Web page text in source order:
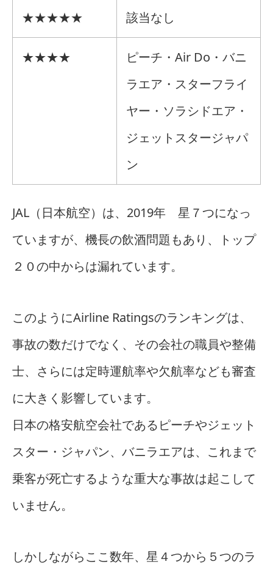
★★★★★ 該当なし
★★★★
ピーチ・Air Do・バニ
ラエア・スターフライ
ヤー・ソラシドエア・
ジェットスタージャパ
ン
JAL（日本航空）は、2019年 星７つになっ
ていますが、機長の飲酒問題もあり、トップ
２０の中からは漏れています。
このようにAirline Ratingsのランキングは、
事故の数だけでなく、その会社の職員や整備
士、さらには定時運航率や欠航率なども審査
に大きく影響しています。
日本の格安航空会社であるピーチやジェット
スター・ジャパン、バニラエアは、これまで
乗客が死亡するような重大な事故は起こして
いません。
しかしながらここ数年、星４つから５つのラ